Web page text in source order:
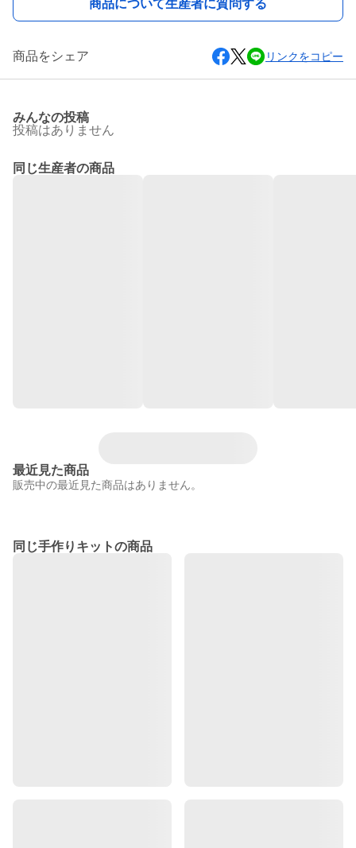
商品について生産者に質問する
商品をシェア リンクをコピー
みんなの投稿
投稿はありません
同じ生産者の商品
最近見た商品
販売中の最近見た商品はありません。
同じ手作りキットの商品